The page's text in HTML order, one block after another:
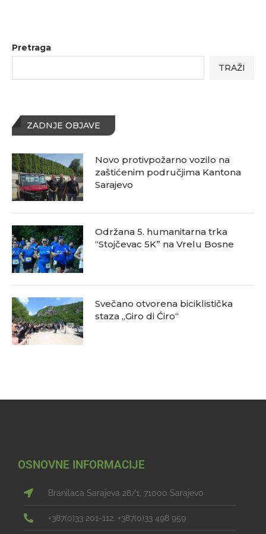
Pretraga
TRAŽI
ZADNJE OBJAVE
Novo protivpožarno vozilo na
zaštićenim područjima Kantona
Sarajevo
Održana 5. humanitarna trka
“Stojčevac 5K” na Vrelu Bosne
Svečano otvorena biciklistička
staza „Giro di Ćiro“
OSNOVNE INFORMACIJE
Branilaca Sarajeva 28/1, 71000 Sarajevo
+387(0)33 201-112, +387(0)33 498 959